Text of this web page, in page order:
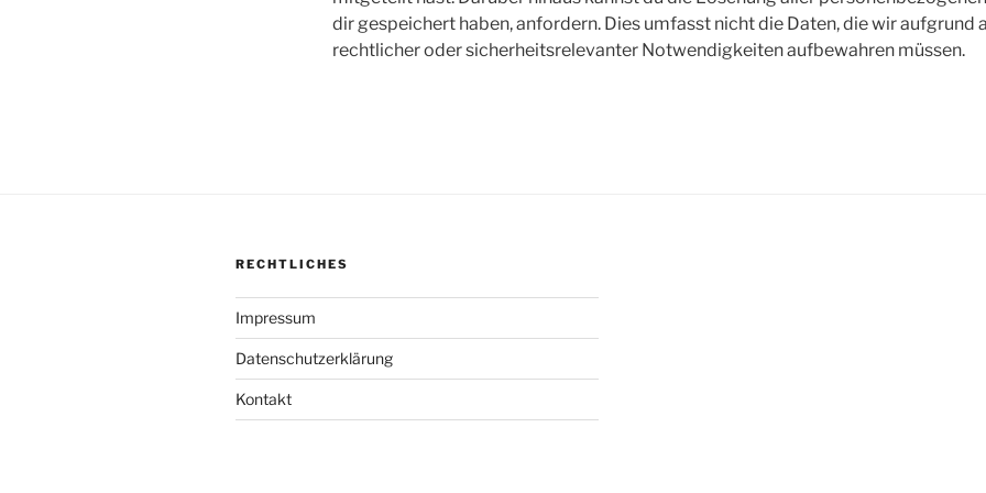
dir gespeichert haben, anfordern. Dies umfasst nicht die Daten, die wir aufgrund
rechtlicher oder sicherheitsrelevanter Notwendigkeiten aufbewahren müssen.
RECHTLICHES
Impressum
Datenschutzerklärung
Kontakt